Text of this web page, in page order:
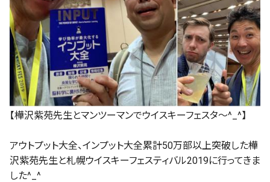
【樺沢紫苑先生とマンツーマンでウイスキーフェスタ〜^_^】
アウトプット大全、インプット大全累計50万部以上突破した樺
沢紫苑先生と札幌ウイスキーフェスティバル2019に行ってきま
した^_^